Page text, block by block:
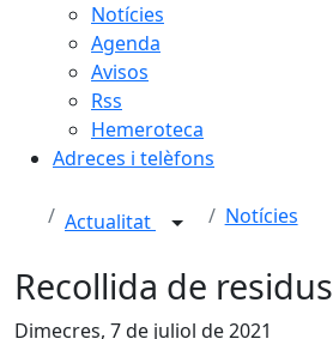
Notícies
Agenda
Avisos
Rss
Hemeroteca
Adreces i telèfons
Actualitat Notícies
Recollida de residus
Dimecres, 7 de juliol de 2021